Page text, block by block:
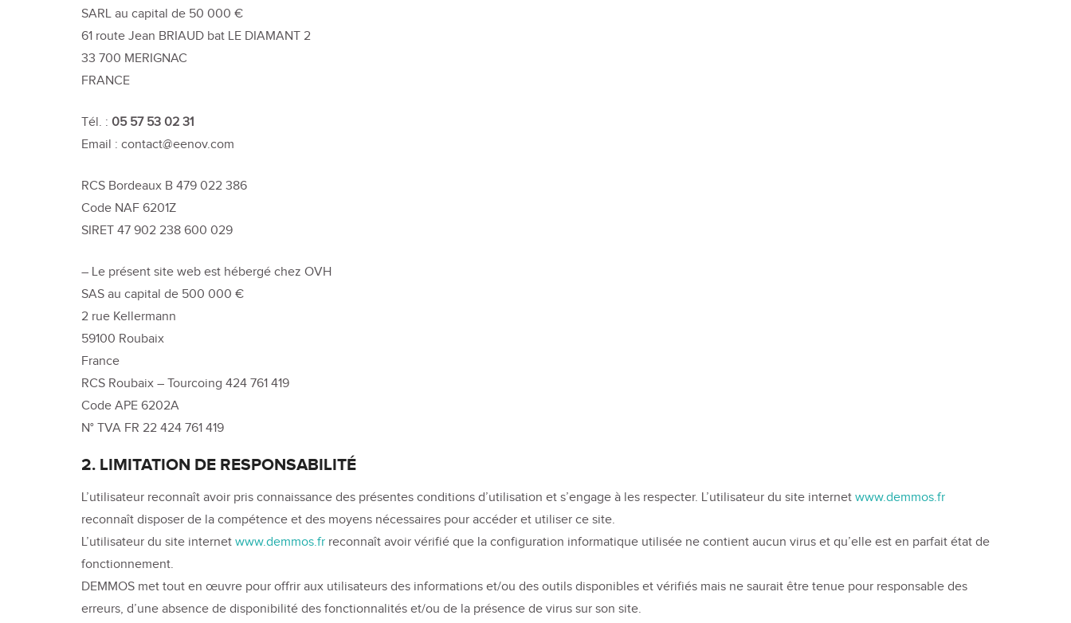
SARL au capital de 50 000 €
61 route Jean BRIAUD bat LE DIAMANT 2
33 700 MERIGNAC
FRANCE
Tél. : 05 57 53 02 31
Email : contact@eenov.com
RCS Bordeaux B 479 022 386
Code NAF 6201Z
SIRET 47 902 238 600 029
– Le présent site web est hébergé chez OVH
SAS au capital de 500 000 €
2 rue Kellermann
59100 Roubaix
France
RCS Roubaix – Tourcoing 424 761 419
Code APE 6202A
N° TVA FR 22 424 761 419
2. LIMITATION DE RESPONSABILITÉ
L’utilisateur reconnaît avoir pris connaissance des présentes conditions d’utilisation et s’engage à les respecter. L’utilisateur du site internet www.demmos.fr
reconnaît disposer de la compétence et des moyens nécessaires pour accéder et utiliser ce site.
L’utilisateur du site internet www.demmos.fr reconnaît avoir vérifié que la configuration informatique utilisée ne contient aucun virus et qu’elle est en parfait état de
fonctionnement.
DEMMOS met tout en œuvre pour offrir aux utilisateurs des informations et/ou des outils disponibles et vérifiés mais ne saurait être tenue pour responsable des
erreurs, d’une absence de disponibilité des fonctionnalités et/ou de la présence de virus sur son site.